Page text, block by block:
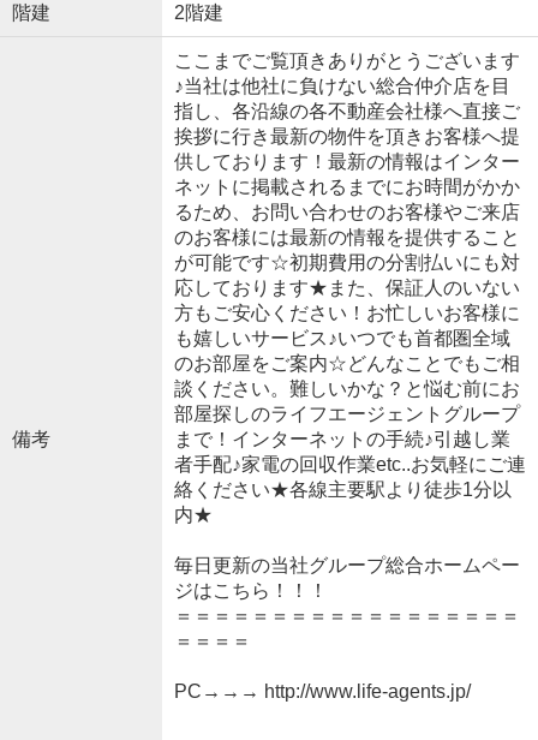
階建 2階建
備考
ここまでご覧頂きありがとうございます
♪当社は他社に負けない総合仲介店を目
指し、各沿線の各不動産会社様へ直接ご
挨拶に行き最新の物件を頂きお客様へ提
供しております！最新の情報はインター
ネットに掲載されるまでにお時間がかか
るため、お問い合わせのお客様やご来店
のお客様には最新の情報を提供すること
が可能です☆初期費用の分割払いにも対
応しております★また、保証人のいない
方もご安心ください！お忙しいお客様に
も嬉しいサービス♪いつでも首都圏全域
のお部屋をご案内☆どんなことでもご相
談ください。難しいかな？と悩む前にお
部屋探しのライフエージェントグループ
まで！インターネットの手続♪引越し業
者手配♪家電の回収作業etc..お気軽にご連
絡ください★各線主要駅より徒歩1分以
内★
毎日更新の当社グループ総合ホームペー
ジはこちら！！！
＝＝＝＝＝＝＝＝＝＝＝＝＝＝＝＝＝＝
＝＝＝＝
PC→→→ http://www.life-agents.jp/